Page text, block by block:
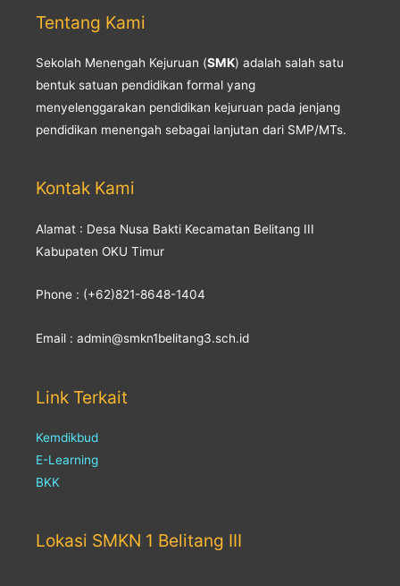
Tentang Kami
Sekolah Menengah Kejuruan (SMK) adalah salah satu
bentuk satuan pendidikan formal yang
menyelenggarakan pendidikan kejuruan pada jenjang
pendidikan menengah sebagai lanjutan dari SMP/MTs.
Kontak Kami
Alamat : Desa Nusa Bakti Kecamatan Belitang III
Kabupaten OKU Timur
Phone : (+62)821-8648-1404
Email : admin@smkn1belitang3.sch.id
Link Terkait
Kemdikbud
E-Learning
BKK
Lokasi SMKN 1 Belitang III